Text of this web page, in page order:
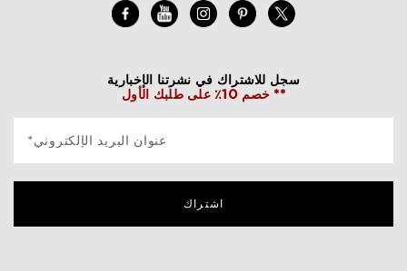
سجل للاشتراك في نشرتنا الإخبارية
خصم 10٪ على طلبك الأول **
*عنوان البريد الإلكتروني
اشتراك